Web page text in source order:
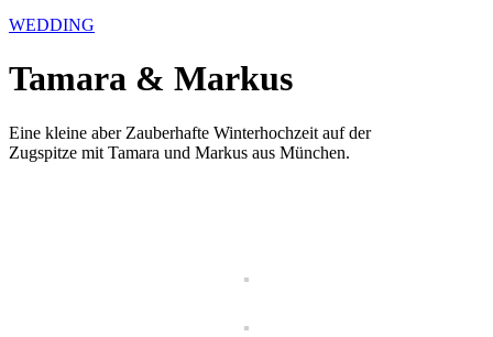
WEDDING
Tamara & Markus
Eine kleine aber Zauberhafte Winterhochzeit auf der
Zugspitze mit Tamara und Markus aus München.